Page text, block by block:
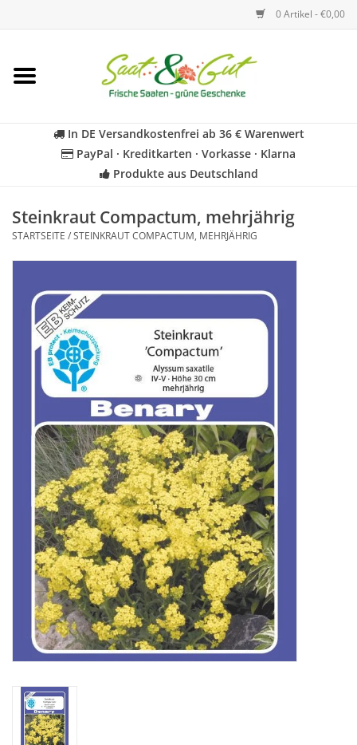
0 Artikel - €0,00
Startseite
Kräuter
Für Kinder
Geschenkideen
Katalog
In DE Versandkostenfrei ab 36 € Warenwert
PayPal · Kreditkarten · Vorkasse · Klarna
Produkte aus Deutschland
Steinkraut Compactum, mehrjährig
STARTSEITE /STEINKRAUT COMPACTUM, MEHRJÄHRIG